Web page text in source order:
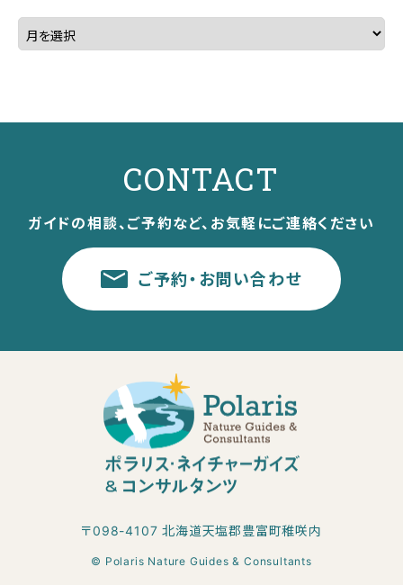
CONTACT
ガイドの相談、ご予約など、お気軽にご連絡ください
ご予約・お問い合わせ
〒098-4107 北海道天塩郡豊富町稚咲内
© Polaris Nature Guides & Consultants